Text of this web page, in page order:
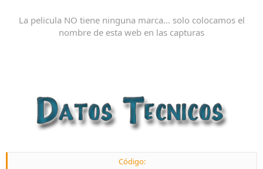
La pelicula NO tiene ninguna marca... solo colocamos el
nombre de esta web en las capturas
Código: